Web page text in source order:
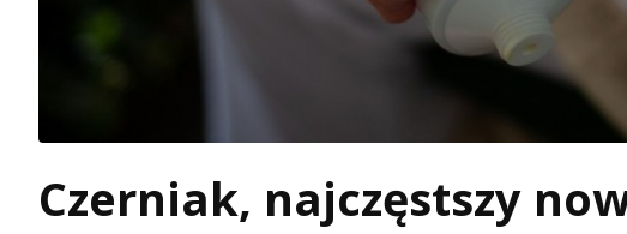
Czerniak, najczęstszy